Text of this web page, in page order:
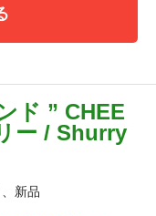
ド ” CHEE
ー / Shurry
新品